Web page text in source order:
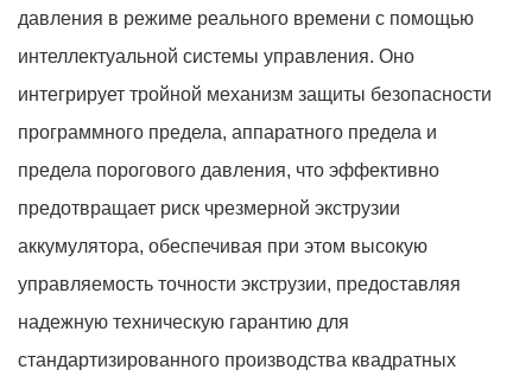
давления в режиме реального времени с помощью
интеллектуальной системы управления. Оно
интегрирует тройной механизм защиты безопасности
программного предела, аппаратного предела и
предела порогового давления, что эффективно
предотвращает риск чрезмерной экструзии
аккумулятора, обеспечивая при этом высокую
управляемость точности экструзии, предоставляя
надежную техническую гарантию для
стандартизированного производства квадратных